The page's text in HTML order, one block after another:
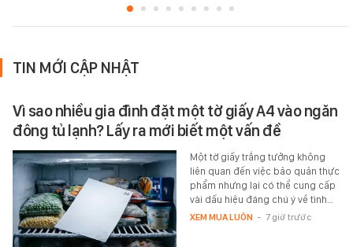
TIN MỚI CẬP NHẬT
Vì sao nhiều gia đình đặt một tờ giấy A4 vào ngăn
đông tủ lạnh? Lấy ra mới biết một vấn đề
Một tờ giấy trắng tưởng không
liên quan đến việc bảo quản thực
phẩm nhưng lại có thể cung cấp
vài dấu hiệu đáng chú ý về tình…
XEM MUA LUÔN - 7 giờ trước